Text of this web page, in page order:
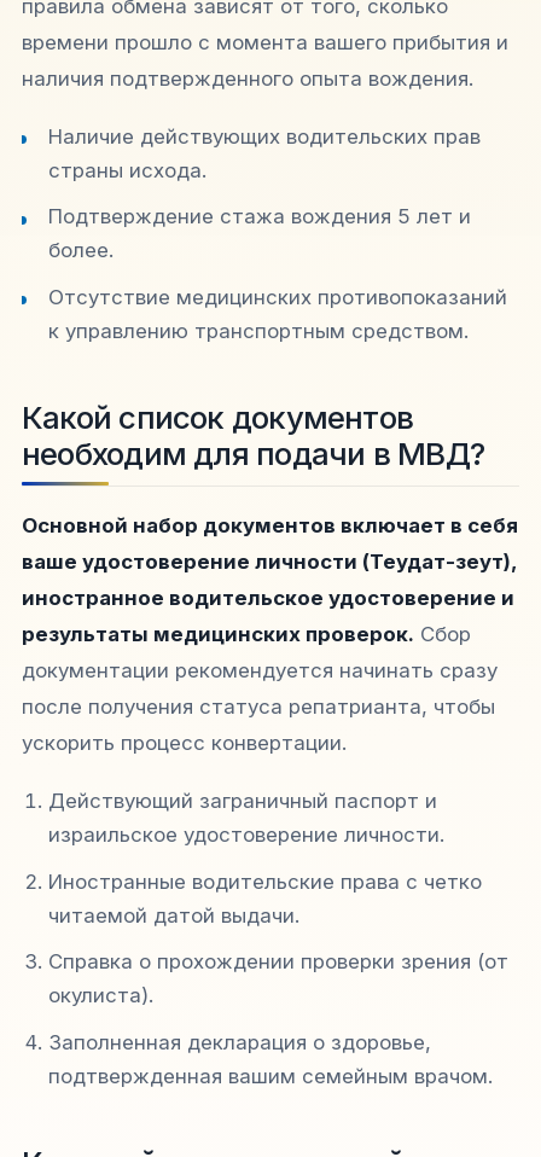
правила обмена зависят от того, сколько
времени прошло с момента вашего прибытия и
наличия подтвержденного опыта вождения.
Наличие действующих водительских прав
страны исхода.
Подтверждение стажа вождения 5 лет и
более.
Отсутствие медицинских противопоказаний
к управлению транспортным средством.
Какой список документов
необходим для подачи в МВД?
Основной набор документов включает в себя
ваше удостоверение личности (Теудат-зеут),
иностранное водительское удостоверение и
результаты медицинских проверок. Сбор
документации рекомендуется начинать сразу
после получения статуса репатрианта, чтобы
ускорить процесс конвертации.
Действующий заграничный паспорт и
израильское удостоверение личности.
Иностранные водительские права с четко
читаемой датой выдачи.
Справка о прохождении проверки зрения (от
окулиста).
Заполненная декларация о здоровье,
подтвержденная вашим семейным врачом.